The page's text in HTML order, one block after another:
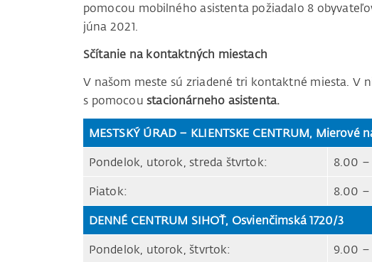
pomocou mobilného asistenta požiadalo 8
júna 2021.
Sčítanie na kontaktných miestach
V našom meste sú zriadené tri kontaktné miesta. V
s pomocoustacionárneho asistenta.
MESTSKÝ ÚRAD – KLIENTSKE CENTRUM, Mierové
Pondelok, utorok, streda štvrtok: 8.00 –
Piatok: 8.00 –
DENNÉ CENTRUM SIHOŤ, Osvienčimská 1720/3
Pondelok, utorok, štvrtok: 9.00 –